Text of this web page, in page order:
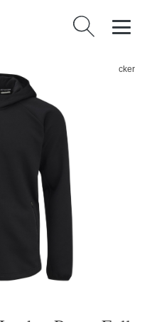
Vyhledávání
CCM Mikina CCM Locker
XS, černá